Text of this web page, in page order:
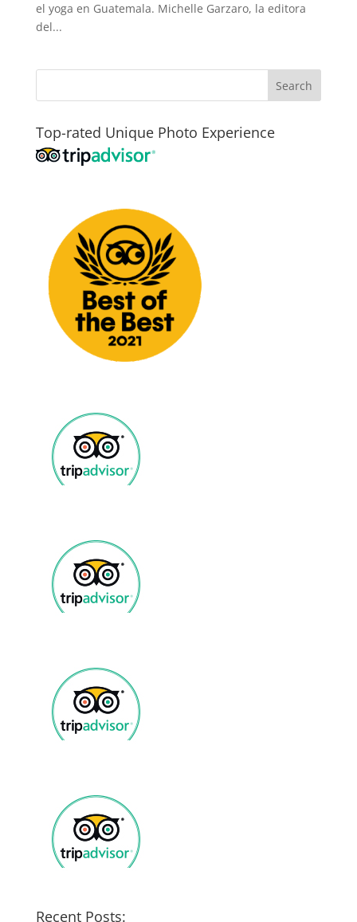
el yoga en Guatemala. Michelle Garzaro, la editora
del...
Top-rated Unique Photo Experience
Recent Posts: